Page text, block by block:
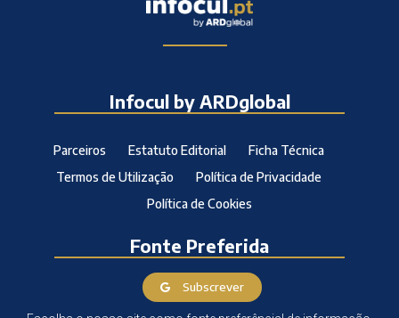
Infocul by ARDglobal
Parceiros Estatuto Editorial
Ficha Técnica
Termos de Utilização
Política de Privacidade
Política de Cookies
Fonte Preferida
Subscrever